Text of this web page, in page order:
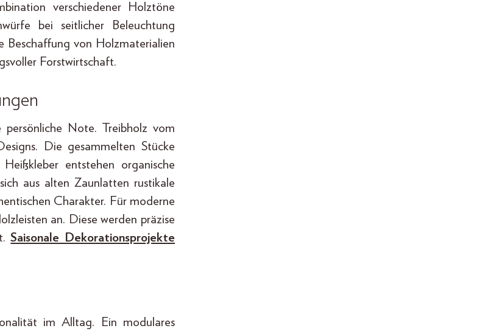
verschiedener Holztöne
bei seitlicher Beleuchtung
Beschaffung von Holzmaterialien
Forstwirtschaft.
persönliche Note. Treibholz vom
Die gesammelten Stücke
entstehen organische
aus alten Zaunlatten rustikale
Charakter. Für moderne
an. Diese werden präzise
Saisonale Dekorationsprojekte
im Alltag. Ein modulares